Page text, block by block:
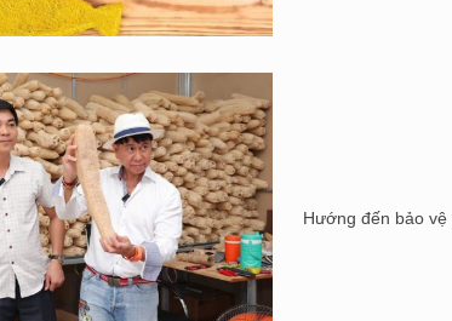
Hướng đến bảo